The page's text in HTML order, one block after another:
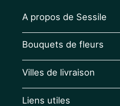
A propos de Sessile
Bouquets de fleurs
Villes de livraison
Liens utiles